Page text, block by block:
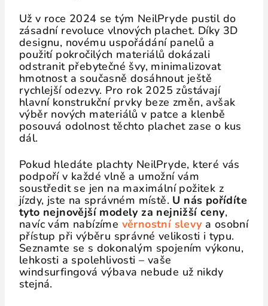
Už v roce 2024 se tým NeilPryde pustil do
zásadní revoluce vlnových plachet. Díky 3D
designu, novému uspořádání panelů a
použití pokročilých materiálů dokázali
odstranit přebytečné švy, minimalizovat
hmotnost a současně dosáhnout ještě
rychlejší odezvy. Pro rok 2025 zůstávají
hlavní konstrukční prvky beze změn, avšak
výběr nových materiálů v patce a klenbě
posouvá odolnost těchto plachet zase o kus
dál.
Pokud hledáte plachty NeilPryde, které vás
podpoří v každé vlně a umožní vám
soustředit se jen na maximální požitek z
jízdy, jste na správném místě. U nás pořídíte
tyto nejnovější modely za nejnižší ceny,
navíc vám nabízíme věrnostní slevy a osobní
přístup při výběru správné velikosti i typu.
Seznamte se s dokonalým spojením výkonu,
lehkosti a spolehlivosti – vaše
windsurfingová výbava nebude už nikdy
stejná.